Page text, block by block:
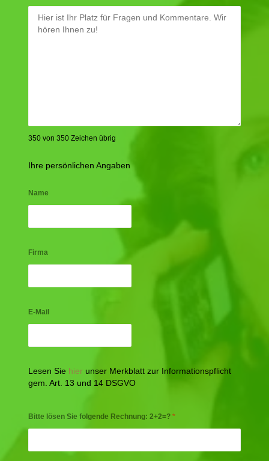
350 von 350 Zeichen übrig
Ihre persönlichen Angaben
Name
Firma
E-Mail
Lesen Sie hier unser Merkblatt zur Informationspflicht
gem. Art. 13 und 14 DSGVO
Bitte lösen Sie folgende Rechnung: 2+2=? *